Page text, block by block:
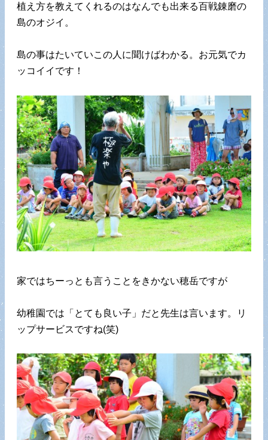
植え方を教えてくれるのはなんでも出来る百戦錬磨の
島のオジイ。
島の事はたいていこの人に聞けばわかる。お元気でカ
ッコイイです！
家ではちーっとも言うことをきかない穂岳ですが
幼稚園では「とても良い子」だと先生は言います。リ
ップサービスですね(笑)